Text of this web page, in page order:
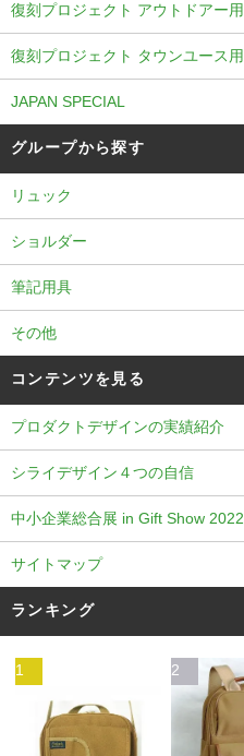
復刻プロジェクト アウトドアー用
復刻プロジェクト タウンユース用
JAPAN SPECIAL
グループから探す
リュック
ショルダー
筆記用具
その他
コンテンツを見る
プロダクトデザインの実績紹介
シライデザイン４つの自信
中小企業総合展 in Gift Show 2022
サイトマップ
ランキング
1 2